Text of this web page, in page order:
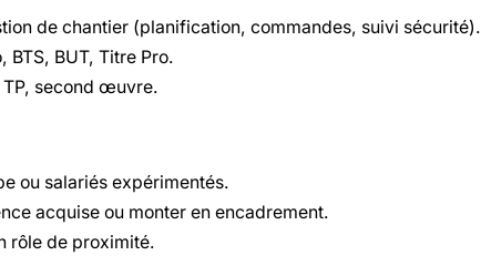
de chantier (planification, commandes, suivi sécurité).
BTS, BUT, Titre Pro.
TP, second œuvre.
ou salariés expérimentés.
acquise ou monter en encadrement.
rôle de proximité.